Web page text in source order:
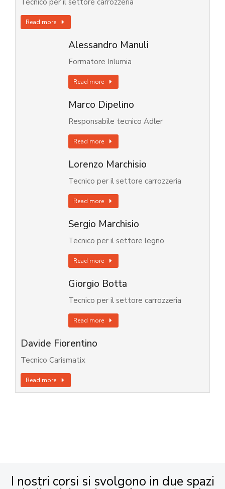
Tecnico per il settore carrozzeria
Read more
Alessandro Manuli
Formatore Inlumia
Read more
Marco Dipelino
Responsabile tecnico Adler
Read more
Lorenzo Marchisio
Tecnico per il settore carrozzeria
Read more
Sergio Marchisio
Tecnico per il settore legno
Read more
Giorgio Botta
Tecnico per il settore carrozzeria
Read more
Davide Fiorentino
Tecnico Carismatix
Read more
I nostri corsi si svolgono in due spazi